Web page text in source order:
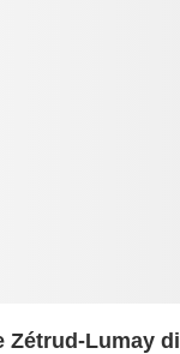
Zétrud-Lumay